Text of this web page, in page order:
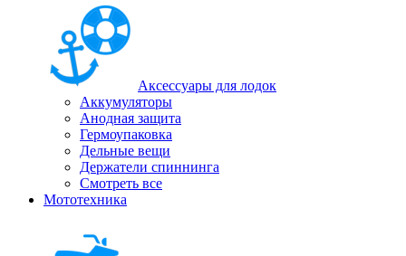
Аксессуары для лодок
Аккумуляторы
Анодная защита
Гермоупаковка
Дельные вещи
Держатели спиннинга
Смотреть все
Мототехника